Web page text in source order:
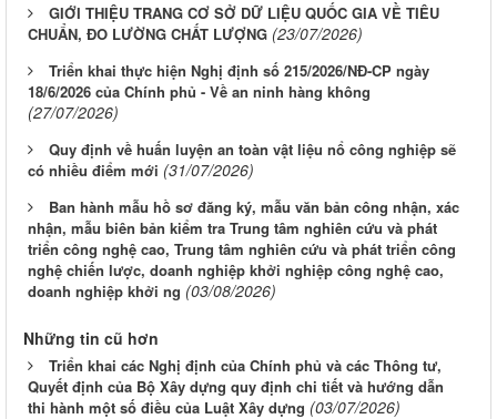
GIỚI THIỆU TRANG CƠ SỞ DỮ LIỆU QUỐC GIA VỀ TIÊU
CHUẨN, ĐO LƯỜNG CHẤT LƯỢNG (23/07/2026)
Triển khai thực hiện Nghị định số 215/2026/NĐ-CP ngày
18/6/2026 của Chính phủ - Về an ninh hàng không
(27/07/2026)
Quy định về huấn luyện an toàn vật liệu nổ công nghiệp sẽ
có nhiều điểm mới (31/07/2026)
Ban hành mẫu hồ sơ đăng ký, mẫu văn bản công nhận, xác
nhận, mẫu biên bản kiểm tra Trung tâm nghiên cứu và phát
triển công nghệ cao, Trung tâm nghiên cứu và phát triển công
nghệ chiến lược, doanh nghiệp khởi nghiệp công nghệ cao,
doanh nghiệp khởi ng (03/08/2026)
Những tin cũ hơn
Triển khai các Nghị định của Chính phủ và các Thông tư,
Quyết định của Bộ Xây dựng quy định chi tiết và hướng dẫn
thi hành một số điều của Luật Xây dựng (03/07/2026)